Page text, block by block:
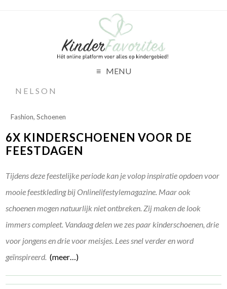
MENU
NELSON
Fashion,Schoenen
6X KINDERSCHOENEN VOOR DE
FEESTDAGEN
Tijdens deze feestelijke periode kan je volop inspiratie opdoen voor
mooie feestkleding bij Onlinelifestylemagazine. Maar ook
schoenen mogen natuurlijk niet ontbreken. Zij maken de look
immers compleet. Vandaag delen we zes paar kinderschoenen, drie
voor jongens en drie voor meisjes. Lees snel verder en word
geïnspireerd. (meer…)